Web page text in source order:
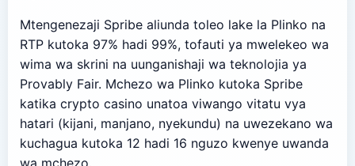
Mtengenezaji Spribe aliunda toleo lake la Plinko na
RTP kutoka 97% hadi 99%, tofauti ya mwelekeo wa
wima wa skrini na uunganishaji wa teknolojia ya
Provably Fair. Mchezo wa Plinko kutoka Spribe
katika crypto casino unatoa viwango vitatu vya
hatari (kijani, manjano, nyekundu) na uwezekano wa
kuchagua kutoka 12 hadi 16 nguzo kwenye uwanda
wa mchezo.